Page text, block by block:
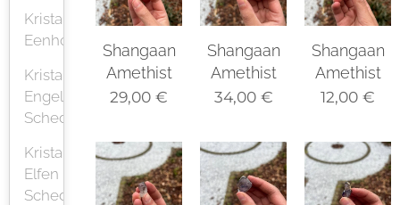
Kristallen
Eenhoorn
Kristallen
Engelen
Schedel
Kristallen
Elfen
Schedel
Shangaan
Amethist
29,00 €
Shangaan
Amethist
34,00€
Shangaan
Amethist
12,00 €